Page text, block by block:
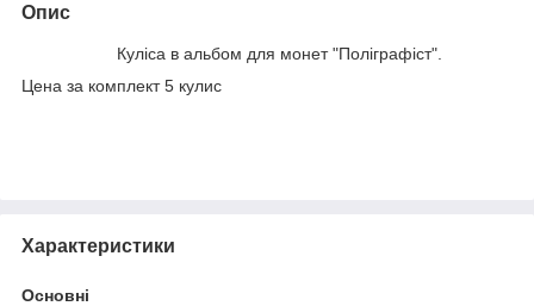
Опис
Куліса в альбом для монет "Поліграфіст".
Цена за комплект 5 кулис
Характеристики
Основні